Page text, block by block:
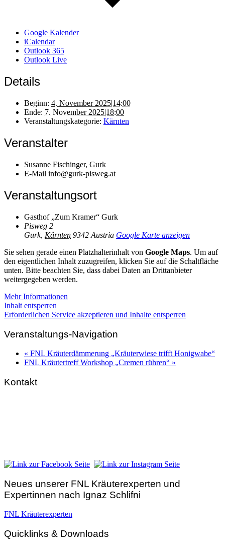
Google Kalender
iCalendar
Outlook 365
Outlook Live
Details
Beginn: 4. November 2025|14:00
Ende: 7. November 2025|18:00
Veranstaltungskategorie: Kärnten
Veranstalter
Susanne Fischinger, Gurk
E-Mail info@gurk-pisweg.at
Veranstaltungsort
Gasthof „Zum Kramer“ Gurk
Pisweg 2
Gurk, Kärnten 9342 Austria Google Karte anzeigen
Sie sehen gerade einen Platzhalterinhalt von Google Maps. Um auf
den eigentlichen Inhalt zuzugreifen, klicken Sie auf die Schaltfläche
unten. Bitte beachten Sie, dass dabei Daten an Drittanbieter
weitergegeben werden.
Mehr Informationen
Inhalt entsperren
Erforderlichen Service akzeptieren und Inhalte entsperren
Veranstaltungs-Navigation
« FNL Kräuterdämmerung „Kräuterwiese trifft Honigwabe“
FNL Kräutertreff Workshop „Cremen rühren“ »
Kontakt
Neues unserer FNL Kräuterexperten und
Expertinnen nach Ignaz Schlifni
FNL Kräuterexperten
Quicklinks & Downloads